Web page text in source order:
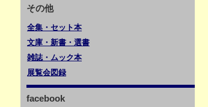
その他
全集・セット本
文庫・新書・選書
雑誌・ムック本
展覧会図録
facebook